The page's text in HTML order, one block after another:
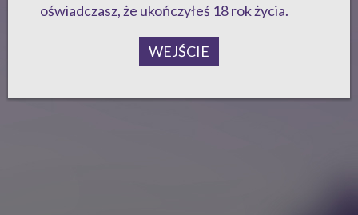
oświadczasz, że ukończyłeś 18 rok życia.
WEJŚCIE